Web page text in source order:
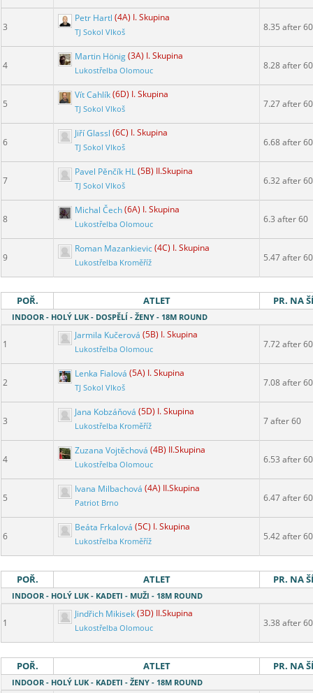
3
Petr Hartl (4A) I. Skupina
TJ Sokol Vlkoš 8.35 after 60
4
Martin Hönig(3A) I. Skupina
Lukostřelba Olomouc 8.28 after 60
5
Vít Cahlík(6D) I. Skupina
TJ Sokol Vlkoš 7.27 after 60
6
Jiří Glassl (6C) I. Skupina
TJ Sokol Vlkoš 6.68 after 60
7
Pavel Pěnčík HL(5B) II.Skupina
TJ Sokol Vlkoš 6.32 after 60
8
Michal Čech(6A) I. Skupina
Lukostřelba Olomouc 6.3 after 60
9
Roman Mazankievic(4C) I. Skupina
Lukostřelba Kroměříž 5.47 after 60
POŘ. ATLET PR. NA
INDOOR - HOLÝ LUK - DOSPĚLÍ - ŽENY - 18M ROUND
1
Jarmila Kučerová (5B) I. Skupina
Lukostřelba Olomouc 7.72 after 60
2
Lenka Fialová (5A) I. Skupina
TJ Sokol Vlkoš 7.08 after 60
3
Jana Kobzáňová (5D) I. Skupina
Lukostřelba Kroměříž 7 after 60
4
Zuzana Vojtěchová (4B) II.Skupina
Lukostřelba Olomouc 6.53 after 60
5
Ivana Milbachová (4A) II.Skupina
Patriot Brno 6.47 after 60
6
Beáta Frkalová (5C) I. Skupina
Lukostřelba Kroměříž 5.42 after 60
POŘ. ATLET PR. NA
INDOOR - HOLÝ LUK - KADETI - MUŽI - 18M ROUND
1
Jindřich Mikisek(3D) II.Skupina
Lukostřelba Olomouc 3.38 after 60
POŘ. ATLET PR. NA
INDOOR - HOLÝ LUK - KADETI - ŽENY - 18M ROUND